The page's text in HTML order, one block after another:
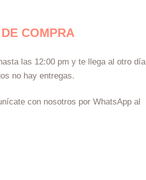
COMPRA
las 12:00 pm y te llega al otro día
no hay entregas.
con nosotros por WhatsApp al